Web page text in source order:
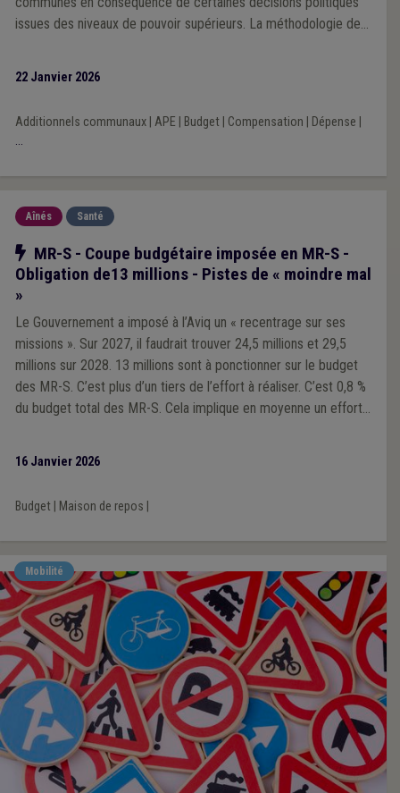
issues des niveaux de pouvoir supérieurs. La méthodologie de
22 Janvier 2026
Additionnels communaux| APE Budget| Compensation Dépense
...
Aînés Santé
Notre action
MR-S - Coupe budgétaire imposée en MR-S -
Obligation de13 millions - Pistes de « moindre mal
»
Le Gouvernement a imposé à l’Aviq un « recentrage sur ses
missions ». Sur 2027, il faudrait trouver 24,5 millions et 29,5
millions sur 2028. 13 millions sont à ponctionner sur le budget
des MR-S. C’est plus d’un tiers de l’effort à réaliser. C’est 0,8 %
du budget total des MR-S. Cela implique en moyenne un effort
16 Janvier 2026
Budget| Maison de repos
Mobilité